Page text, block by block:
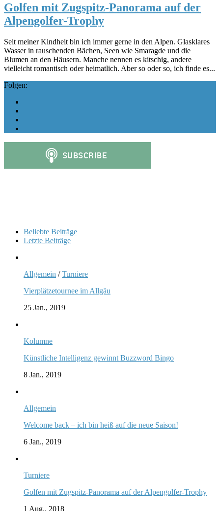
Golfen mit Zugspitz-Panorama auf der
Alpengolfer-Trophy
Seit meiner Kindheit bin ich immer gerne in den Alpen. Glasklares
Wasser in rauschenden Bächen, Seen wie Smaragde und die
Blumen an den Häusern. Manche nennen es kitschig, andere
vielleicht romantisch oder heimatlich. Aber so oder so, ich finde es...
Folgen:
Beliebte Beiträge
Letzte Beiträge
Allgemein /Turniere
Vierplätzetournee im Allgäu
25 Jan., 2019
Kolumne
Künstliche Intelligenz gewinnt Buzzword Bingo
8 Jan., 2019
Allgemein
Welcome back – ich bin heiß auf die neue Saison!
6 Jan., 2019
Turniere
Golfen mit Zugspitz-Panorama auf der Alpengolfer-Trophy
1 Aug., 2018